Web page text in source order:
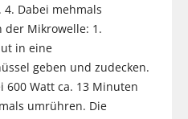
Dabei mehmals
Mikrowelle: 1.
in eine
geben und zudecken.
600 Watt ca. 13 Minuten
umrühren. Die